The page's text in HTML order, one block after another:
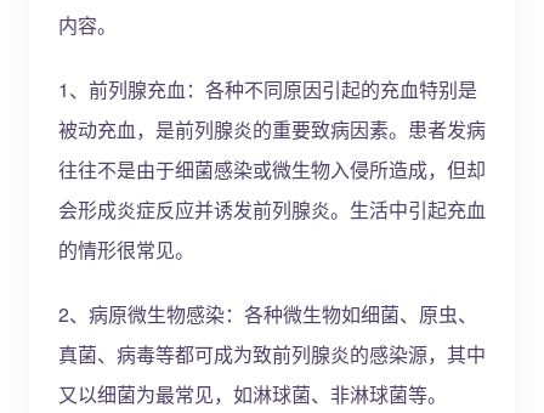
内容。
1、前列腺充血：各种不同原因引起的充血特别是
被动充血，是前列腺炎的重要致病因素。患者发病
往往不是由于细菌感染或微生物入侵所造成，但却
会形成炎症反应并诱发前列腺炎。生活中引起充血
的情形很常见。
2、病原微生物感染：各种微生物如细菌、原虫、
真菌、病毒等都可成为致前列腺炎的感染源，其中
又以细菌为最常见，如淋球菌、非淋球菌等。